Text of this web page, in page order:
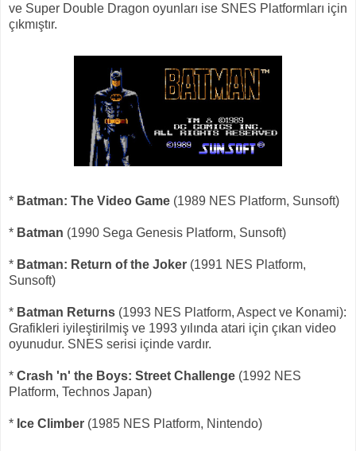
ve Super Double Dragon oyunları ise SNES Platformları için
çıkmıştır.
* Batman: The Video Game (1989 NES Platform, Sunsoft)
* Batman (1990 Sega Genesis Platform, Sunsoft)
* Batman: Return of the Joker (1991 NES Platform,
Sunsoft)
* Batman Returns (1993 NES Platform, Aspect ve Konami):
Grafikleri iyileştirilmiş ve 1993 yılında atari için çıkan video
oyunudur. SNES serisi içinde vardır.
* Crash 'n' the Boys: Street Challenge (1992 NES
Platform, Technos Japan)
* Ice Climber (1985 NES Platform, Nintendo)